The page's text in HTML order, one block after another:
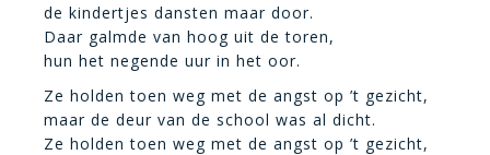
de kindertjes dansten maar door.
Daar galmde van hoog uit de toren,
hun het negende uur in het oor.
Ze holden toen weg met de angst op ’t gezicht,
maar de deur van de school was al dicht.
Ze holden toen weg met de angst op ’t gezicht,